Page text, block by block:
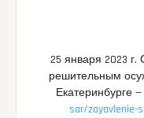
25 января 2023
решительным
Екатеринбурге —
sar/zayavlenie-